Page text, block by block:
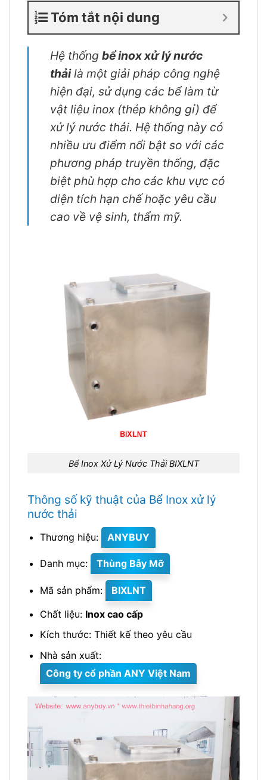
Tóm tắt nội dung
Hệ thống bể inox xử lý nước
thảilà một giải pháp công nghệ
hiện đại, sử dụng các bể làm từ
vật liệu inox (thép không gỉ) để
xử lý nước thải. Hệ thống này có
nhiều ưu điểm nổi bật so với các
phương pháp truyền thống, đặc
biệt phù hợp cho các khu vực có
diện tích hạn chế hoặc yêu cầu
cao về vệ sinh, thẩm mỹ.
Bể Inox Xử Lý Nước Thải BIXLNT
Thông số kỹ thuật của Bể Inox xử lý
nước thải
Thương hiệu: ANYBUY
Danh mục: Thùng Bẫy Mỡ
Mã sản phẩm:
BIXLNT
Chất liệu: Inox cao cấp
Kích thước: Thiết kế theo yêu cầu
Nhà sản xuất:
Công ty cổ phần ANY Việt Nam